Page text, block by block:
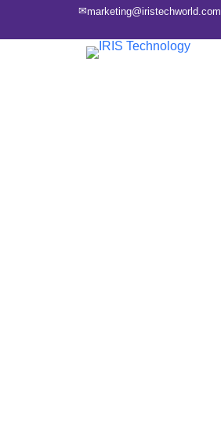
✉marketing@iristechworld.com